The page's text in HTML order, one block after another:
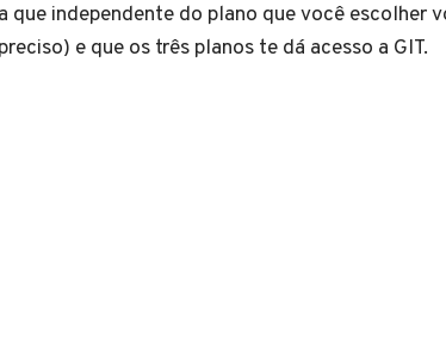
que independente do plano que você escolher
e que os três planos te dá acesso a GIT.